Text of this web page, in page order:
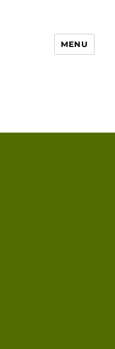
MENU